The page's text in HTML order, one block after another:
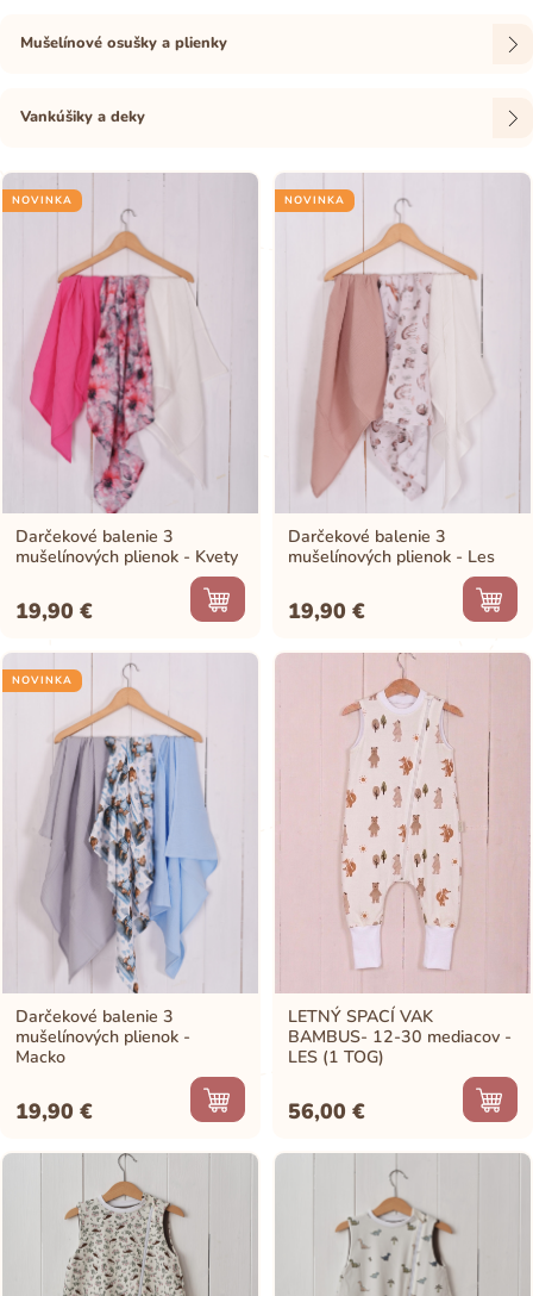
Mušelínové osušky a plienky
Vankúšiky a deky
NOVINKA
Darčekové balenie 3
mušelínových plienok - Kvety
19,90€
NOVINKA
Darčekové balenie 3
mušelínových plienok - Les
19,90€
NOVINKA
Darčekové balenie 3
mušelínových plienok -
Macko
19,90€
LETNÝ SPACÍ VAK
BAMBUS- 12-30 mediacov -
LES (1 TOG)
56,00€